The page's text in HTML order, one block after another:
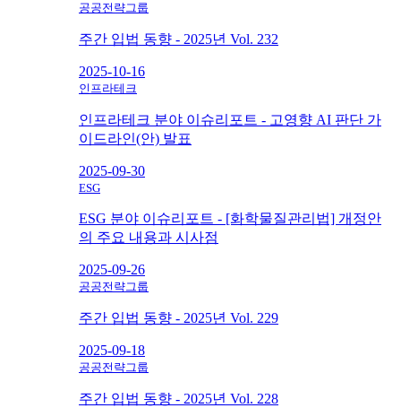
공공전략그룹
주간 입법 동향 - 2025년 Vol. 232
2025-10-16
인프라테크
인프라테크 분야 이슈리포트 - 고영향 AI 판단 가
이드라인(안) 발표
2025-09-30
ESG
ESG 분야 이슈리포트 - [화학물질관리법] 개정안
의 주요 내용과 시사점
2025-09-26
공공전략그룹
주간 입법 동향 - 2025년 Vol. 229
2025-09-18
공공전략그룹
주간 입법 동향 - 2025년 Vol. 228